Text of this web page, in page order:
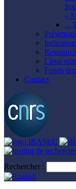
–
...
Liens
Fonds
Contact
Rechercher :